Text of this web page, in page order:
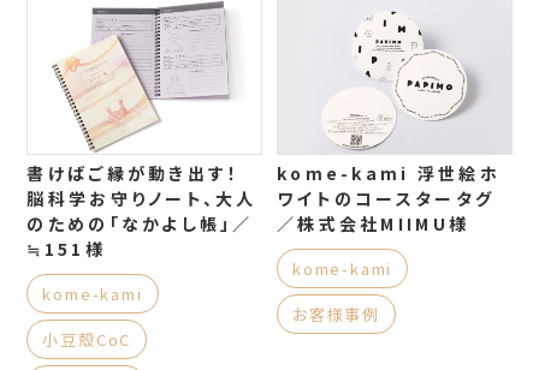
書けばご縁が動き出す！
脳科学お守りノート、大人
のための「なかよし帳」／
≒151様
kome-kami
小豆殻CoC
kome-kami 浮世絵ホ
ワイトのコースタータグ
／株式会社MIIMU様
kome-kami
お客様事例